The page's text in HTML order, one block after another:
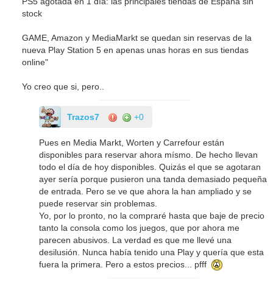
stock
GAME, Amazon y MediaMarkt se quedan sin reservas de la
nueva Play Station 5 en apenas unas horas en sus tiendas
online"
Yo creo que si, pero..
Trazos7 +0
Pues en Media Markt, Worten y Carrefour están
disponibles para reservar ahora mísmo. De hecho llevan
todo el día de hoy disponibles. Quizás el que se agotaran
ayer sería porque pusieron una tanda demasiado pequeña
de entrada. Pero se ve que ahora la han ampliado y se
puede reservar sin problemas.
Yo, por lo pronto, no la compraré hasta que baje de precio
tanto la consola como los juegos, que por ahora me
parecen abusivos. La verdad es que me llevé una
desilusión. Nunca había tenido una Play y quería que esta
fuera la primera. Pero a estos precios... pfff